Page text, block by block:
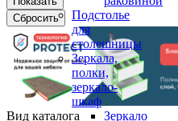
Подстолье
для
столешницы
Зеркала,
полки,
зеркало-
шкаф
Зеркало
Вид каталога